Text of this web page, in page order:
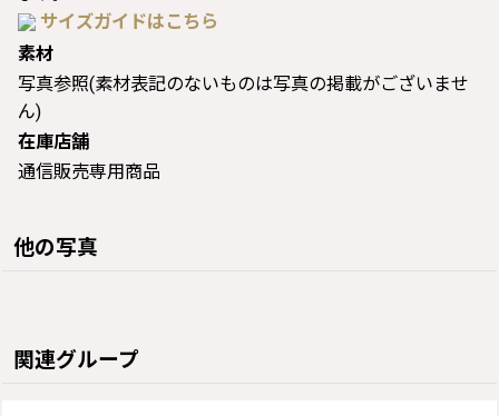
サイズガイドはこちら
素材
写真参照(素材表記のないものは写真の掲載がございませ
ん)
在庫店舗
通信販売専用商品
他の写真
関連グループ